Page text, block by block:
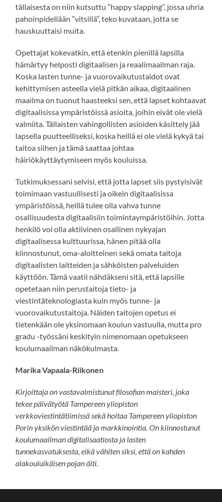
tällaisesta on niin kutsuttu ”happy slapping”, jossa uhria
pahoinpidellään ”vitsillä”, teko kuvataan, jotta se
hauskuuttaisi muita.
Opettajat kokevatkin, että etenkin pienillä lapsilla
hämärtyy helposti digitaalisen ja reaalimaailman raja.
Koska lasten tunne- ja vuorovaikutustaidot ovat
kehittymisen asteella vielä pitkän aikaa, digitaalinen
maailma on tuonut haasteeksi sen, että lapset kohtaavat
digitaalisissa ympäristöissä asioita, joihin eivät ole vielä
valmiita. Tällaisten vahingollisten asioiden käsittely jää
lapsella puutteelliseksi, koska heillä ei ole vielä kykyä tai
taitoa siihen ja tämä saattaa johtaa
häiriökäyttäytymiseen myös kouluissa.
Tutkimuksessani selvisi, että jotta lapset siis pystyisivät
toimimaan vastuullisesti ja oikein digitaalisissa
ympäristöissä, heillä tulee olla vahva tunne
osallisuudesta digitaalisiin toimintaympäristöihin. Jotta
henkilö voi olla aktiivinen osallinen nykyajan
digitaalisessa kulttuurissa, hänen pitää olla
kiinnostunut, oma-aloitteinen sekä omata taitoja
digitaalisten laitteiden ja sähköisten palveluiden
käyttöön. Tämä vaatii nähdäkseni sitä, että lapsille
opetetaan niin perustaitoja tieto- ja
viestintäteknologiasta kuin myös tunne- ja
vuorovaikutustaitoja. Näiden taitojen opetus ei
tietenkään ole yksinomaan koulun vastuulla, mutta pro
gradu -työssäni keskityin nimenomaan opetukseen
koulumaailman näkökulmasta.
Marika Vapaala-Riikonen
Kirjoittaja on vastavalmistunut filosofian maisteri, joka
tekee päivätyötä Tampereen yliopiston
verkkoviestintätiimissä sekä hoitaa Tampereen yliopiston
Porin yksikön viestintää ja markkinointia. On kiinnostunut
koulumaailman digitalisaatiosta ja lasten
tunnekasvatuksesta, eikä vähiten siksi, että on kahden
alakouluikäisen pojan äiti.